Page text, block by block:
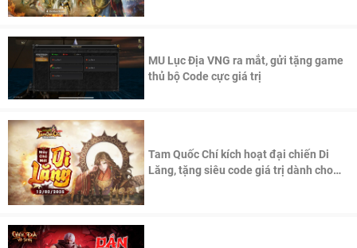
MU Lục Địa VNG ra mắt, gửi tặng game
thủ bộ Code cực giá trị
Tam Quốc Chí kích hoạt đại chiến Di
Lăng, tặng siêu code giá trị dành cho